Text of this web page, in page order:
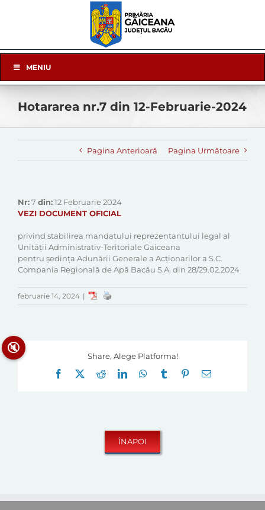
Navigation
MENIU
Hotararea nr.7 din 12-Februarie-2024
Pagina Anterioară Pagina Următoare
Nr:7 din:12 Februarie 2024
VEZI DOCUMENT OFICIAL
privind stabilirea mandatului reprezentantului legal al
Unității Administrativ-Teritoriale Gaiceana
pentru ședința Adunării Generale a Acționarilor a S.C.
Compania Regională de Apă Bacău S.A. din 28/29.02.2024
februarie 14, 2024 |
Share, Alege Platforma!
Facebook
RedditLinkedInWhatsApp
Tumblr Pinterest
E-
🔇